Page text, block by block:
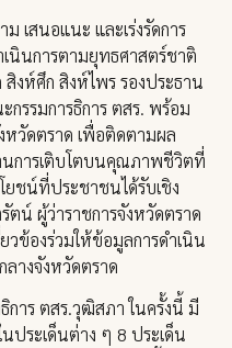
เสนอแนะ และเร่งรัดการ
นินการตามยุทธศาสตร์ชาติ
งห์ศึก สิงห์ไพร รองประธาน
รรมการธิการ ตสร. พร้อม
วัดตราด เพื่อติดตามผล
การเติบโตบนคุณภาพชีวิตที่
ยชน์ที่ประชาชนได้รับเชิง
น์ ผู้ว่าราชการจังหวัดตราด
ข้องร่วมให้ข้อมูลการดำเนิน
างจังหวัดตราด
าร ตสร.วุฒิสภา ในครั้งนี้ มี
ประเด็นต่าง ๆ 8 ประเด็น